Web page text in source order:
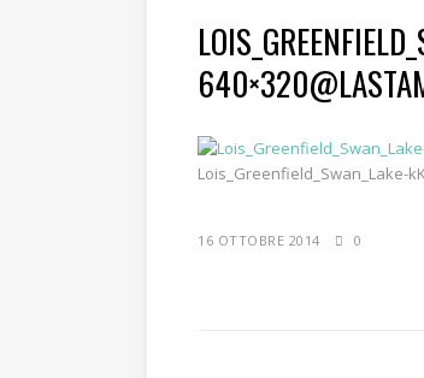
Lois_Greenfield_Swan_Lake-
16 OTTOBRE 2014 0